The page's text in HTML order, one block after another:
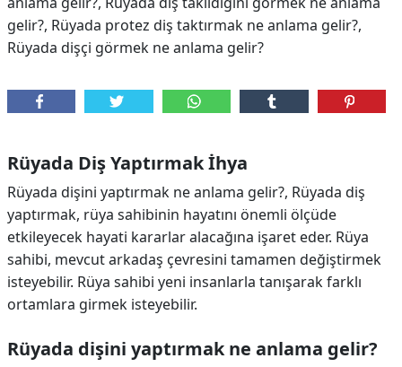
gelir?, Rüyada protez diş taktırmak ne anlama gelir?,
Rüyada dişçi görmek ne anlama gelir?
Rüyada Diş Yaptırmak İhya
Rüyada dişini yaptırmak ne anlama gelir?, Rüyada diş
yaptırmak, rüya sahibinin hayatını önemli ölçüde
etkileyecek hayati kararlar alacağına işaret eder. Rüya
sahibi, mevcut arkadaş çevresini tamamen değiştirmek
isteyebilir. Rüya sahibi yeni insanlarla tanışarak farklı
ortamlara girmek isteyebilir.
Rüyada dişini yaptırmak ne anlama gelir?